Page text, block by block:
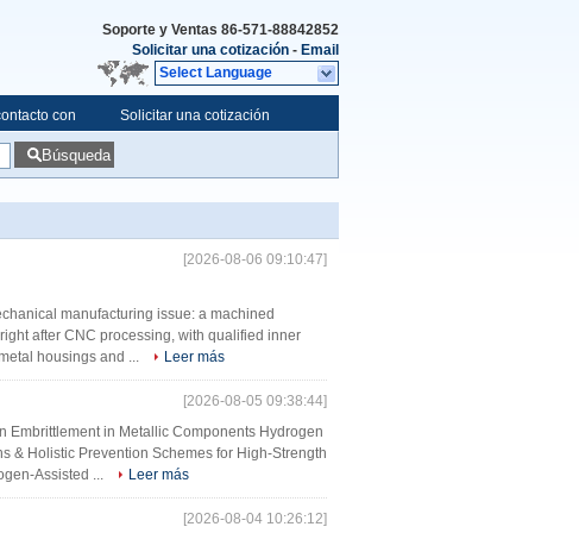
Soporte y Ventas 86-571-88842852
Solicitar una cotización - Email
Select Language
con Solicitar una cotización
Búsqueda
[2026-08-06 09:10:47]
manufacturing issue: a machined
after CNC processing, with qualified inner
housings and ...
Leer más
[2026-08-05 09:38:44]
Embrittlement in Metallic Components Hydrogen
& Holistic Prevention Schemes for High-Strength
Assisted ...
Leer más
[2026-08-04 10:26:12]